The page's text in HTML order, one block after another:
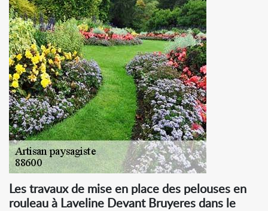
Les travaux de mise en place des pelouses en
rouleau à Laveline Devant Bruyeres dans le